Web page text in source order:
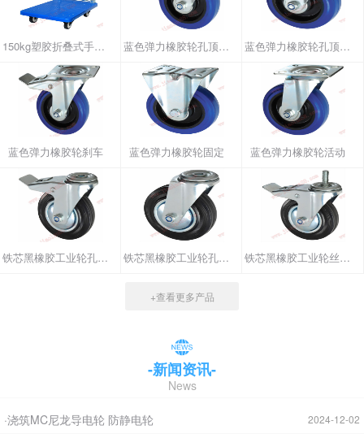
150kg塑胶折叠式手推车 蓝色弹力橡胶轮孔顶刹车 蓝色弹力橡胶轮孔顶活动
蓝色弹力橡胶轮刹车 蓝色弹力橡胶轮固定 蓝色弹力橡胶轮活动
铁芯黑橡胶工业轮孔顶刹车 铁芯黑橡胶工业轮孔顶活动 铁芯黑橡胶工业轮丝杆刹车
+查看更多产品
-新闻资讯-
News
2024-12-02
·浇筑MC尼龙导电轮 防静电轮